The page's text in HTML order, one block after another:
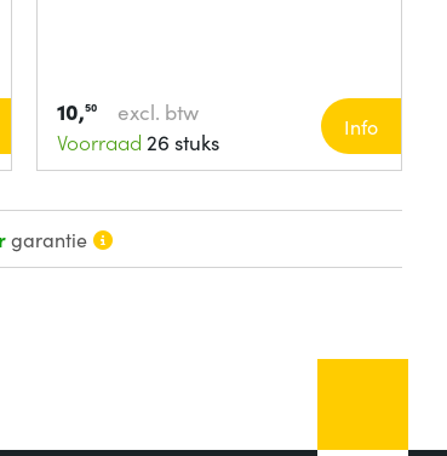
10,50
excl. btw
Voorraad 26 stuks
Info
garantie